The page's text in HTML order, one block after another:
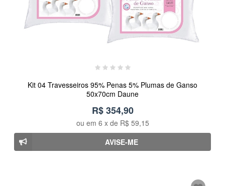
Kit 04 Travesseiros 95% Penas 5% Plumas de Ganso
50x70cm Daune
R$ 354,90
ou em 6 x de R$ 59,15
AVISE-ME